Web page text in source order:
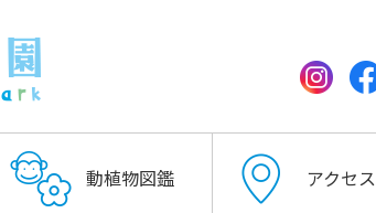
動植物図鑑 アクセス